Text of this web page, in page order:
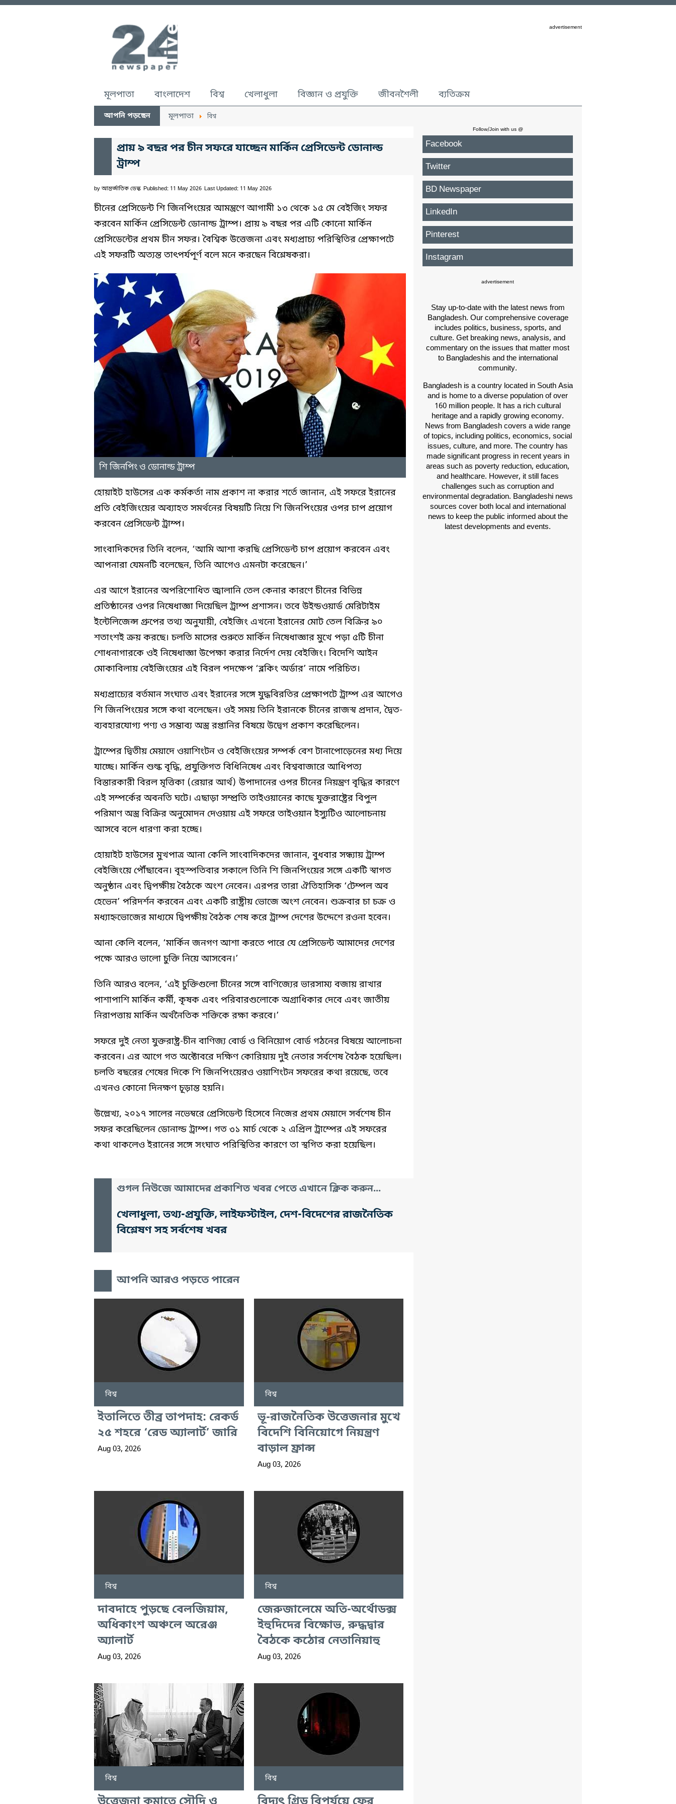
advertisement
মূলপাতা বাংলাদেশ বিশ্ব খেলাধুলা বিজ্ঞান ও প্রযুক্তি জীবনশৈলী ব্যতিক্রম
আপনি পড়ছেন মূলপাতা বিশ্ব
প্রায় ৯ বছর পর চীন সফরে যাচ্ছেন মার্কিন প্রেসিডেন্ট ডোনাল্ড
ট্রাম্প
by আন্তর্জাতিক ডেস্ক Published: 11 May 2026 Last Updated: 11 May 2026
চীনের প্রেসিডেন্ট শি জিনপিংয়ের আমন্ত্রণে আগামী ১৩ থেকে ১৫ মে বেইজিং সফর
করবেন মার্কিন প্রেসিডেন্ট ডোনাল্ড ট্রাম্প। প্রায় ৯ বছর পর এটি কোনো মার্কিন
প্রেসিডেন্টের প্রথম চীন সফর। বৈশ্বিক উত্তেজনা এবং মধ্যপ্রাচ্য পরিস্থিতির প্রেক্ষাপটে
এই সফরটি অত্যন্ত তাৎপর্যপূর্ণ বলে মনে করছেন বিশ্লেষকরা।
শি জিনপিং ও ডোনাল্ড ট্রাম্প
হোয়াইট হাউসের এক কর্মকর্তা নাম প্রকাশ না করার শর্তে জানান, এই সফরে ইরানের
প্রতি বেইজিংয়ের অব্যাহত সমর্থনের বিষয়টি নিয়ে শি জিনপিংয়ের ওপর চাপ প্রয়োগ
করবেন প্রেসিডেন্ট ট্রাম্প।
সাংবাদিকদের তিনি বলেন, ‘আমি আশা করছি প্রেসিডেন্ট চাপ প্রয়োগ করবেন এবং
আপনারা যেমনটি বলেছেন, তিনি আগেও এমনটা করেছেন।’
এর আগে ইরানের অপরিশোধিত জ্বালানি তেল কেনার কারণে চীনের বিভিন্ন
প্রতিষ্ঠানের ওপর নিষেধাজ্ঞা দিয়েছিল ট্রাম্প প্রশাসন। তবে উইন্ডওয়ার্ড মেরিটাইম
ইন্টেলিজেন্স গ্রুপের তথ্য অনুযায়ী, বেইজিং এখনো ইরানের মোট তেল বিক্রির ৯০
শতাংশই ক্রয় করছে। চলতি মাসের শুরুতে মার্কিন নিষেধাজ্ঞার মুখে পড়া ৫টি চীনা
শোধনাগারকে ওই নিষেধাজ্ঞা উপেক্ষা করার নির্দেশ দেয় বেইজিং। বিদেশি আইন
মোকাবিলায় বেইজিংয়ের এই বিরল পদক্ষেপ ‘ব্লকিং অর্ডার’ নামে পরিচিত।
মধ্যপ্রাচ্যের বর্তমান সংঘাত এবং ইরানের সঙ্গে যুদ্ধবিরতির প্রেক্ষাপটে ট্রাম্প এর আগেও
শি জিনপিংয়ের সঙ্গে কথা বলেছেন। ওই সময় তিনি ইরানকে চীনের রাজস্ব প্রদান, দ্বৈত-
ব্যবহারযোগ্য পণ্য ও সম্ভাব্য অস্ত্র রপ্তানির বিষয়ে উদ্বেগ প্রকাশ করেছিলেন।
ট্রাম্পের দ্বিতীয় মেয়াদে ওয়াশিংটন ও বেইজিংয়ের সম্পর্ক বেশ টানাপোড়েনের মধ্য দিয়ে
যাচ্ছে। মার্কিন শুল্ক বৃদ্ধি, প্রযুক্তিগত বিধিনিষেধ এবং বিশ্ববাজারে আধিপত্য
বিস্তারকারী বিরল মৃত্তিকা (রেয়ার আর্থ) উপাদানের ওপর চীনের নিয়ন্ত্রণ বৃদ্ধির কারণে
এই সম্পর্কের অবনতি ঘটে। এছাড়া সম্প্রতি তাইওয়ানের কাছে যুক্তরাষ্ট্রের বিপুল
পরিমাণ অস্ত্র বিক্রির অনুমোদন দেওয়ায় এই সফরে তাইওয়ান ইস্যুটিও আলোচনায়
আসবে বলে ধারণা করা হচ্ছে।
হোয়াইট হাউসের মুখপাত্র আনা কেলি সাংবাদিকদের জানান, বুধবার সন্ধ্যায় ট্রাম্প
বেইজিংয়ে পৌঁছাবেন। বৃহস্পতিবার সকালে তিনি শি জিনপিংয়ের সঙ্গে একটি স্বাগত
অনুষ্ঠান এবং দ্বিপক্ষীয় বৈঠকে অংশ নেবেন। এরপর তারা ঐতিহাসিক ‘টেম্পল অব
হেভেন’ পরিদর্শন করবেন এবং একটি রাষ্ট্রীয় ভোজে অংশ নেবেন। শুক্রবার চা চক্র ও
মধ্যাহ্নভোজের মাধ্যমে দ্বিপক্ষীয় বৈঠক শেষ করে ট্রাম্প দেশের উদ্দেশে রওনা হবেন।
আনা কেলি বলেন, ‘মার্কিন জনগণ আশা করতে পারে যে প্রেসিডেন্ট আমাদের দেশের
পক্ষে আরও ভালো চুক্তি নিয়ে আসবেন।’
তিনি আরও বলেন, ‘এই চুক্তিগুলো চীনের সঙ্গে বাণিজ্যের ভারসাম্য বজায় রাখার
পাশাপাশি মার্কিন কর্মী, কৃষক এবং পরিবারগুলোকে অগ্রাধিকার দেবে এবং জাতীয়
নিরাপত্তায় মার্কিন অর্থনৈতিক শক্তিকে রক্ষা করবে।’
সফরে দুই নেতা যুক্তরাষ্ট্র-চীন বাণিজ্য বোর্ড ও বিনিয়োগ বোর্ড গঠনের বিষয়ে আলোচনা
করবেন। এর আগে গত অক্টোবরে দক্ষিণ কোরিয়ায় দুই নেতার সর্বশেষ বৈঠক হয়েছিল।
চলতি বছরের শেষের দিকে শি জিনপিংয়েরও ওয়াশিংটন সফরের কথা রয়েছে, তবে
এখনও কোনো দিনক্ষণ চূড়ান্ত হয়নি।
উল্লেখ্য, ২০১৭ সালের নভেম্বরে প্রেসিডেন্ট হিসেবে নিজের প্রথম মেয়াদে সর্বশেষ চীন
সফর করেছিলেন ডোনাল্ড ট্রাম্প। গত ৩১ মার্চ থেকে ২ এপ্রিল ট্রাম্পের এই সফরের
কথা থাকলেও ইরানের সঙ্গে সংঘাত পরিস্থিতির কারণে তা স্থগিত করা হয়েছিল।
গুগল নিউজে আমাদের প্রকাশিত খবর পেতে এখানে ক্লিক করুন...
খেলাধুলা, তথ্য-প্রযুক্তি, লাইফস্টাইল, দেশ-বিদেশের রাজনৈতিক
বিশ্লেষণ সহ সর্বশেষ খবর
আপনি আরও পড়তে পারেন
বিশ্ব
ইতালিতে তীব্র তাপদাহ: রেকর্ড
২৫ শহরে ‘রেড অ্যালার্ট’ জারি
Aug 03, 2026
বিশ্ব
ভূ-রাজনৈতিক উত্তেজনার মুখে
বিদেশি বিনিয়োগে নিয়ন্ত্রণ
বাড়াল ফ্রান্স
Aug 03, 2026
বিশ্ব
দাবদাহে পুড়ছে বেলজিয়াম,
অধিকাংশ অঞ্চলে অরেঞ্জ
অ্যালার্ট
Aug 03, 2026
বিশ্ব
জেরুজালেমে অতি-অর্থোডক্স
ইহুদিদের বিক্ষোভ, রুদ্ধদ্বার
বৈঠকে কঠোর নেতানিয়াহু
Aug 03, 2026
বিশ্ব বিশ্ব
Follow/Join with us @
Facebook
Twitter
BD Newspaper
LinkedIn
Pinterest
Instagram
advertisement
Stay up-to-date with the latest news from
Bangladesh. Our comprehensive coverage
includes politics, business, sports, and
culture. Get breaking news, analysis, and
commentary on the issues that matter most
to Bangladeshis and the international
community.
Bangladesh is a country located in South Asia
and is home to a diverse population of over
160 million people. It has a rich cultural
heritage and a rapidly growing economy.
News from Bangladesh covers a wide range
of topics, including politics, economics, social
issues, culture, and more. The country has
made significant progress in recent years in
areas such as poverty reduction, education,
and healthcare. However, it still faces
challenges such as corruption and
environmental degradation. Bangladeshi news
sources cover both local and international
news to keep the public informed about the
latest developments and events.